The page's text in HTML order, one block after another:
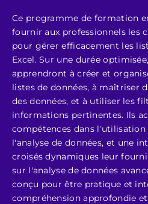
Ce programme de formation
fournir aux professionnels les
pour gérer efficacement les
Excel. Sur une durée
apprendront à créer et
listes de données, à maîtriser
des données, et à utiliser les
informations pertinentes. Ils
compétences dans l'utilisation
l'analyse de données, et une
croisés dynamiques leur
sur l'analyse de données
conçu pour être pratique et
compréhension approfondie